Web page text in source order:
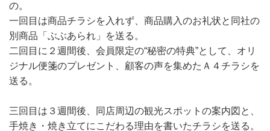
の。
一回目は商品チラシを入れず、商品購入のお礼状と同社の
別商品「ぶぶあられ」を送る。
二回目に２週間後、会員限定の“秘密の特典”として、オリ
ジナル便箋のプレゼント、顧客の声を集めたＡ４チラシを
送る。
三回目は３週間後、同店周辺の観光スポットの案内図と、
手焼き・焼き立てにこだわる理由を書いたチラシを送る。